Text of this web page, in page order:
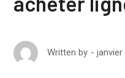
Written by janvier